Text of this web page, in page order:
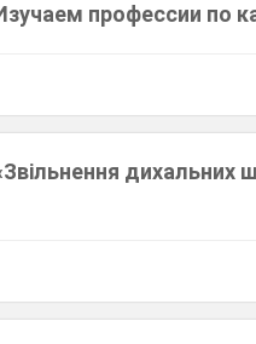
профессии по
дихальних